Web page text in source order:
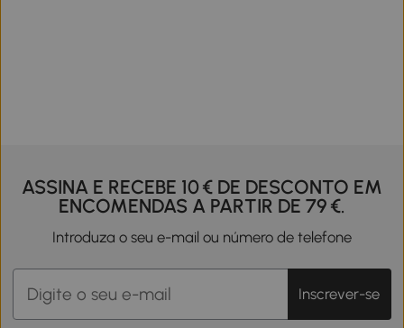
ASSINA E RECEBE 10 € DE DESCONTO EM
ENCOMENDAS A PARTIR DE 79 €.
Introduza o seu e-mail ou número de telefone
Inscrever-se